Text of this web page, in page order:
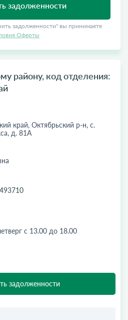
задолженности
задолженности" вы принимаете
Оферты
району, код отделения:
край, Октябрьский р-н, с.
д. 81А
с 13.00 до 18.00
задолженности